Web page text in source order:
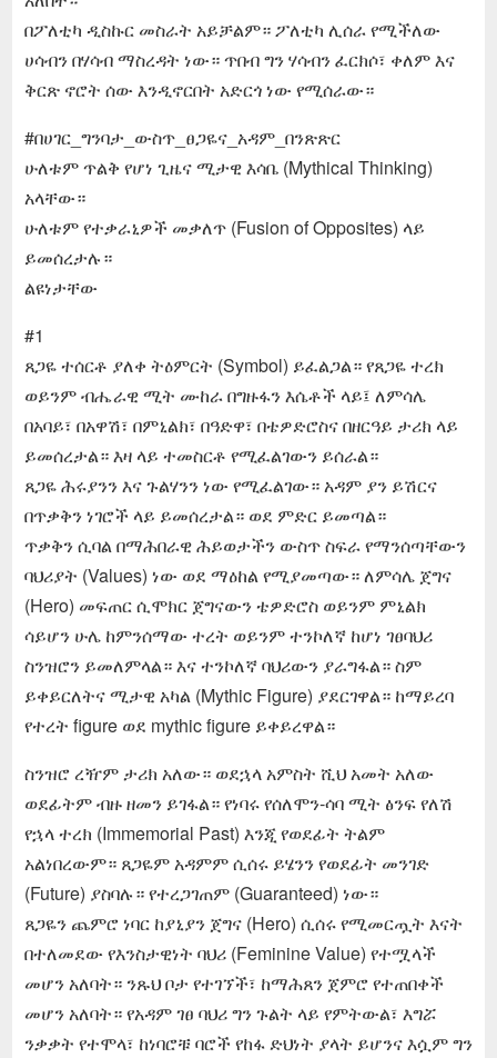
በፖለቲካ ዲስኩር መስራት አይቻልም። ፖለቲካ ሊሰራ የሚችለው
ሀሳብን በሃሳብ ማስረዳት ነው። ጥበብ ግን ሃሳብን ፈርክሶ፣ ቀለም እና
ቅርጽ ኖሮት ሰው እንዲኖርበት አድርጎ ነው የሚሰራው።
#በሀገር_ግንባታ_ውስጥ_ፀጋዬና_አዳም_በንጽጽር
ሁለቱም ጥልቅ የሆነ ጊዜና ሚታዊ እሳቤ (Mythical Thinking)
አላቸው።
ሁለቱም የተቃራኒዎች መቃለጥ (Fusion of Opposites) ላይ
ይመሰረታሉ።
ልዩነታቸው
#1
ጸጋዬ ተሰርቶ ያለቀ ትዕምርት (Symbol) ይፈልጋል። የጸጋዬ ተረክ
ወይንም ብሔራዊ ሚት ሙከራ በግዙፋን እሴቶች ላይ፤ ለምሳሌ
በአባይ፣ በአዋሽ፣ በምኒልክ፣ በዓድዋ፣ በቴዎድሮስና በዘርዓይ ታሪክ ላይ
ይመሰረታል። እዛ ላይ ተመስርቶ የሚፈልገውን ይሰራል።
ጸጋዬ ሕሩያንን እና ጉልሃንን ነው የሚፈልገው። አዳም ያን ይሽርና
በጥቃቅን ነገሮች ላይ ይመሰረታል። ወደ ምድር ይመጣል።
ጥቃቅን ሲባል በማሕበራዊ ሕይወታችን ውስጥ ስፍራ የማንሰጣቸውን
ባህሪያት (Values) ነው ወደ ማዕከል የሚያመጣው። ለምሳሌ ጀግና
(Hero) መፍጠር ሲሞክር ጀግናውን ቴዎድሮስ ወይንም ምኒልክ
ሳይሆን ሁሌ ከምንሰማው ተረት ወይንም ተንኮለኛ ከሆነ ገፀባህሪ
ስንዝሮን ይመለምላል። እና ተንኮለኛ ባህሪውን ያራግፋል። ስም
ይቀይርለትና ሚታዊ አካል (Mythic Figure) ያደርገዋል። ከማይረባ
የተረት figure ወደ mythic figure ይቀይረዋል።
ስንዝሮ ረዥም ታሪክ አለው። ወደኋላ አምስት ሺህ አመት አለው
ወደፊትም ብዙ ዘመን ይገፋል። የነባሩ የሰለሞን-ሳባ ሚት ፅንፍ የለሽ
የኋላ ተረክ (Immemorial Past) እንጂ የወደፊት ትልም
አልነበረውም። ጸጋዬም አዳምም ሲሰሩ ይሄንን የወደፊት መንገድ
(Future) ያስባሉ። የተረጋገጠም (Guaranteed) ነው።
ጸጋዬን ጨምሮ ነባር ከያኒያን ጀግና (Hero) ሲሰሩ የሚመርጧት እናት
በተለመደው የእንስታዊነት ባህሪ (Feminine Value) የተሟላች
መሆን አለባት። ንጹህ ቦታ የተገኘች፣ ከማሕጸን ጀምሮ የተጠበቀች
መሆን አለባት። የአዳም ገፀ ባህሪ ግን ጉልት ላይ የምትውል፣ እግሯ
ንቃቃት የተሞላ፣ ከነባሮቹ ባሮች የከፋ ድህነት ያላት ይሆንና እሷም ግን